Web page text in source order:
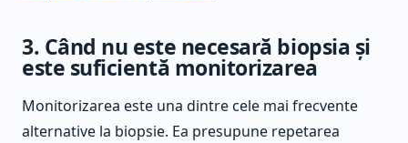
3. Când nu este necesară biopsia și
este suficientă monitorizarea
Monitorizarea este una dintre cele mai frecvente
alternative la biopsie. Ea presupune repetarea